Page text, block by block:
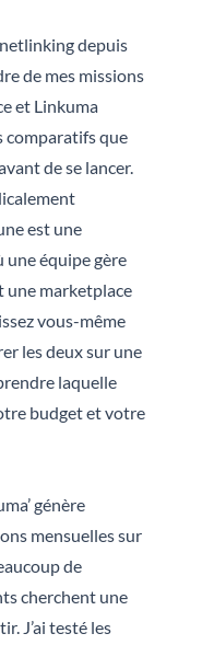
depuis
de mes missions
et Linkuma
comparatifs que
de se lancer.
est une
équipe gère
une marketplace
vous-même
les deux sur une
laquelle
budget et votre
génère
mensuelles sur
de
cherchent une
J’ai testé les